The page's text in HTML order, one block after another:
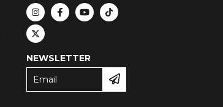
NEWSLETTER